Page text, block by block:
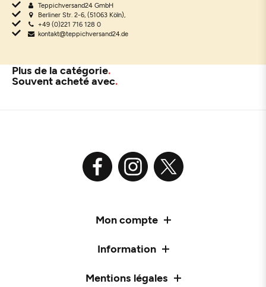
Teppichversand24 GmbH
Berliner Str. 2-6, (51063 Köln),
+49 (0)221 716 128 0
kontakt@teppichversand24.de
Plus de la catégorie
Souvent acheté avec
Mon compte
Information
Mentions légales